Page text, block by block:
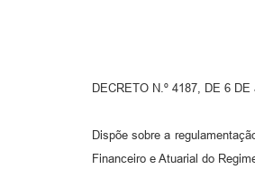
DECRETO N.º 4187, DE 6
Dispõe sobre a
Financeiro e Atuarial do